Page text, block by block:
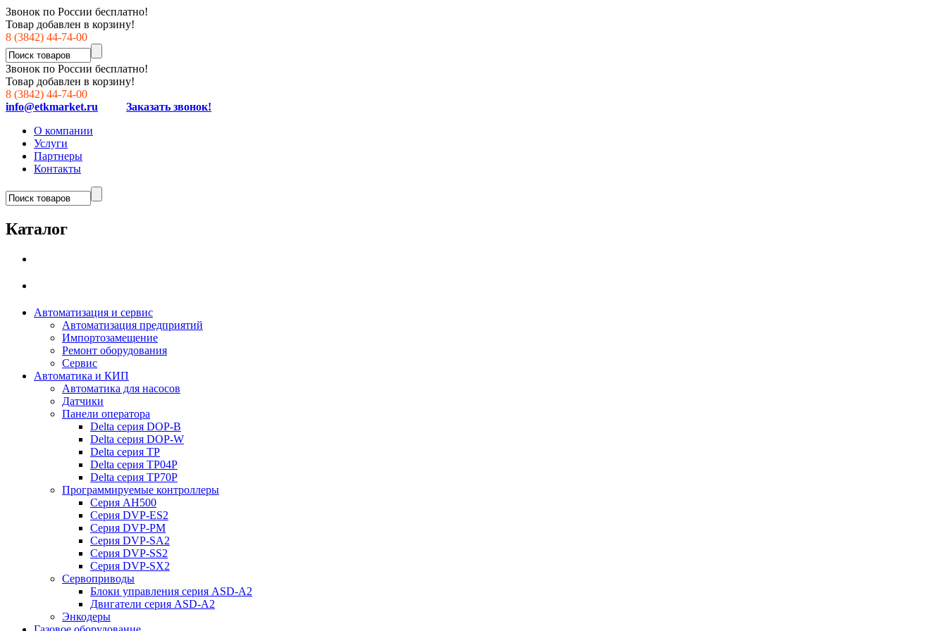
Звонок по России бесплатно!
Товар добавлен в корзину!
8 (3842) 44-74-00
Звонок по России бесплатно!
Товар добавлен в корзину!
8 (3842) 44-74-00
info@etkmarket.ru
Заказать звонок!
О компании
Услуги
Партнеры
Контакты
Каталог
Автоматизация и сервис
Автоматизация предприятий
Импортозамещение
Ремонт оборудования
Сервис
Автоматика и КИП
Автоматика для насосов
Датчики
Панели оператора
Delta серия DOP-B
Delta серия DOP-W
Delta серия TP
Delta серия TP04P
Delta серия TP70P
Программируемые контроллеры
Серия AH500
Серия DVP-ES2
Серия DVP-PM
Серия DVP-SA2
Серия DVP-SS2
Серия DVP-SX2
Сервоприводы
Блоки управления серия ASD-A2
Двигатели серия ASD-A2
Энкодеры